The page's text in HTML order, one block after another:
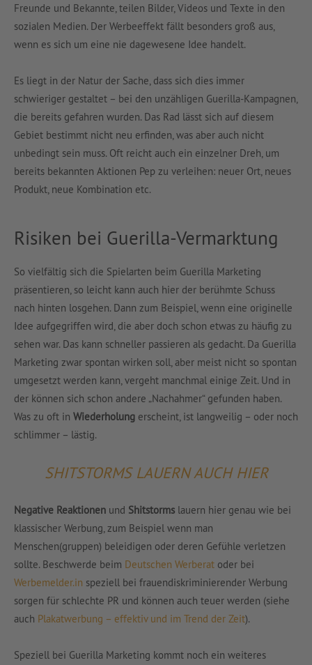
Freunde und Bekannte, teilen Bilder, Videos und Texte in den
sozialen Medien. Der Werbeeffekt fällt besonders groß aus,
wenn es sich um eine nie dagewesene Idee handelt.
Es liegt in der Natur der Sache, dass sich dies immer
schwieriger gestaltet – bei den unzähligen Guerilla-Kampagnen,
die bereits gefahren wurden. Das Rad lässt sich auf diesem
Gebiet bestimmt nicht neu erfinden, was aber auch nicht
unbedingt sein muss. Oft reicht auch ein einzelner Dreh, um
bereits bekannten Aktionen Pep zu verleihen: neuer Ort, neues
Produkt, neue Kombination etc.
Risiken bei Guerilla-Vermarktung
So vielfältig sich die Spielarten beim Guerilla Marketing
präsentieren, so leicht kann auch hier der berühmte Schuss
nach hinten losgehen. Dann zum Beispiel, wenn eine originelle
Idee aufgegriffen wird, die aber doch schon etwas zu häufig zu
sehen war. Das kann schneller passieren als gedacht. Da Guerilla
Marketing zwar spontan wirken soll, aber meist nicht so spontan
umgesetzt werden kann, vergeht manchmal einige Zeit. Und in
der können sich schon andere „Nachahmer“ gefunden haben.
Was zu oft in Wiederholung erscheint, ist langweilig – oder noch
schlimmer – lästig.
SHITSTORMS LAUERN AUCH HIER
Negative Reaktionen und Shitstorms lauern hier genau wie bei
klassischer Werbung, zum Beispiel wenn man
Menschen(gruppen) beleidigen oder deren Gefühle verletzen
sollte. Beschwerde beim Deutschen Werberat oder bei
Werbemelder.in speziell bei frauendiskriminierender Werbung
sorgen für schlechte PR und können auch teuer werden (siehe
auch Plakatwerbung – effektiv und im Trend der Zeit).
Speziell bei Guerilla Marketing kommt noch ein weiteres